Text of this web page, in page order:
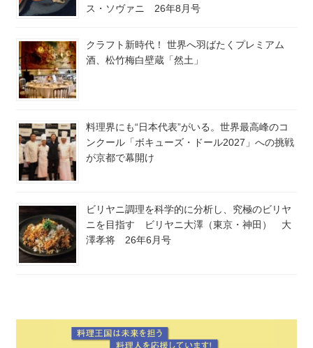
ス・ソヴァニ 26年8月号
クラフト新時代！ 世界へ羽ばたくプレミアム
酒、松竹梅白壁蔵「然土」
料理界にも“日本代表”がいる。世界最高峰のコ
ンクール「ボキューズ・ドール2027」への挑戦
が京都で幕開け
ビリヤニ調理を科学的に分析し、究極のビリヤ
ニを目指す ビリヤニ大澤（東京・神田） 大
澤孝将 26年6月号